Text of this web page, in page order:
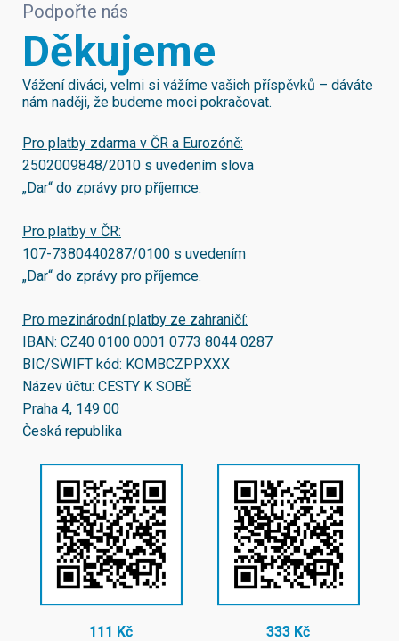
Podpořte nás
Děkujeme
Vážení diváci, velmi si vážíme vašich příspěvků – dáváte
nám naději, že budeme moci pokračovat.
Pro platby zdarma v ČR a Eurozóně:
2502009848/2010 s uvedením slova
„Dar“ do zprávy pro příjemce.
Pro platby v ČR:
107-7380440287/0100 s uvedením
„Dar“ do zprávy pro příjemce.
Pro mezinárodní platby ze zahraničí:
IBAN: CZ40 0100 0001 0773 8044 0287
BIC/SWIFT kód: KOMBCZPPXXX
Název účtu: CESTY K SOBĚ
Praha 4, 149 00
Česká republika
111 Kč 333 Kč